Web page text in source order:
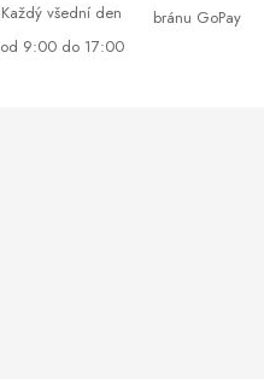
Každý všední den
od 9:00 do 17:00
bránu GoPay